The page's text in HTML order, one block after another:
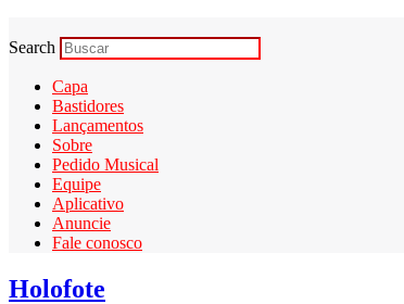
Search
Capa
Bastidores
Lançamentos
Sobre
Pedido Musical
Equipe
Aplicativo
Anuncie
Fale conosco
Holofote